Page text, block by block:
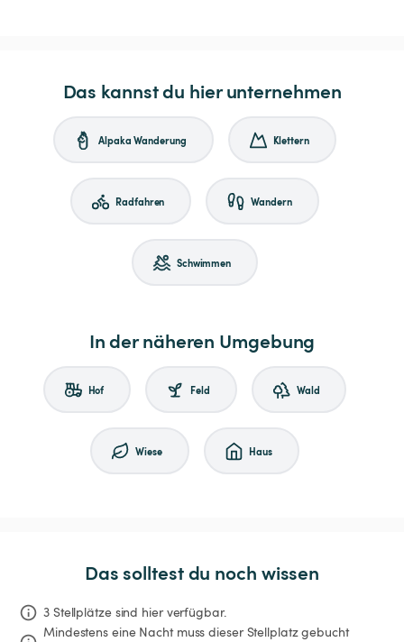
Das kannst du hier unternehmen
Alpaka Wanderung Klettern
Radfahren Wandern
Schwimmen
In der näheren Umgebung
Hof Feld Wald
Wiese Haus
Das solltest du noch wissen
3 Stellplätze sind hier verfügbar.
Mindestens eine Nacht muss dieser Stellplatz gebucht